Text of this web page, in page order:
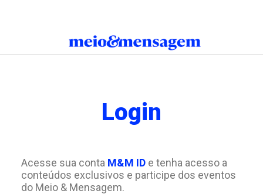
Login
Acesse sua conta M&M IDe tenha acesso a
conteúdos exclusivos e participe dos eventos
do Meio & Mensagem.